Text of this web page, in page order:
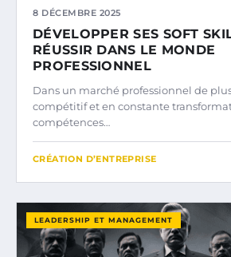
8 DÉCEMBRE 2025
DÉVELOPPER SES SOFT
RÉUSSIR DANS LE MONDE
PROFESSIONNEL
Dans un marché professionnel de
compétitif et en constante
compétences…
CRÉATION D’ENTREPRISE
LEADERSHIP ET MANAGEMENT